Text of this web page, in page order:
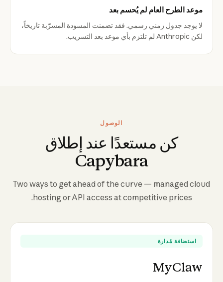
موعد الطرح العام لم يُحسم بعد
لا يوجد جدول زمني رسمي. فقد تضمنت المسودة المسرّبة تاريخاً،
لكن Anthropic لم تلتزم بأي موعد بعد التسريب.
الوصول
كن مستعدًا عند إطلاق
Capybara
Two ways to get ahead of the curve — managed cloud
hosting or API access at competitive prices.
استضافة مُدارة
MyClaw